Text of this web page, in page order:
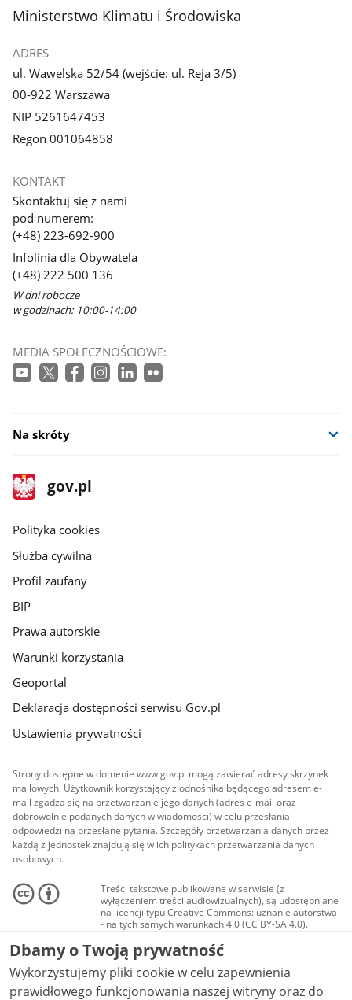
galerii.
stopka
Ministerstwo Klimatu i Środowiska
ADRES
ul. Wawelska 52/54 (wejście: ul. Reja 3/5)
00-922 Warszawa
NIP 5261647453
Regon 001064858
KONTAKT
Skontaktuj się z nami
pod numerem:
(+48) 223-692-900
Infolinia dla Obywatela
(+48) 222 500 136
W dni robocze
w godzinach: 10:00-14:00
MEDIA SPOŁECZNOŚCIOWE:
Na skróty
stopka
gov.pl
Strona
gov.pl
gov.pl
Polityka cookies
Służba cywilna
Profil zaufany
BIP
Prawa autorskie
Warunki korzystania
Geoportal
Deklaracja dostępności serwisu Gov.pl
Ustawienia prywatności
Strony dostępne w domenie www.gov.pl mogą zawierać adresy skrzynek
mailowych. Użytkownik korzystający z odnośnika będącego adresem e-
mail zgadza się na przetwarzanie jego danych (adres e-mail oraz
dobrowolnie podanych danych w wiadomości) w celu przesłania
odpowiedzi na przesłane pytania. Szczegóły przetwarzania danych przez
każdą z jednostek znajdują się w ich politykach przetwarzania danych
osobowych.
Treści tekstowe publikowane w serwisie (z
wyłączeniem treści audiowizualnych), są udostępniane
na licencji typu Creative Commons: uznanie autorstwa
- na tych samych warunkach 4.0 (CC BY-SA 4.0).
Materiały audiowizualne, w tym zdjęcia, materiały
audio i wideo, są udostępniane na licencji typu
Creative Commons: uznanie autorstwa użycie
niekomercyjne - bez utworów zależnych 4.0 (CC BY-
NC-ND 4.0), o ile nie jest to stwierdzone inaczej.
Dbamy o Twoją prywatność
Wykorzystujemy pliki cookie w celu zapewnienia
prawidłowego funkcjonowania naszej witryny oraz do